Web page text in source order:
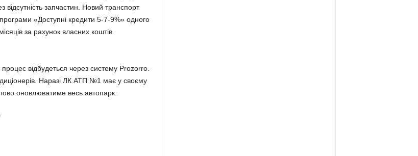
запчастин. Новий транспорт
«Доступні кредити 5-7-9%» одного
за рахунок власних коштів
відбудеться через систему Prozorro.
Наразі ЛК АТП №1 має у своєму
оновлюватиме весь автопарк.